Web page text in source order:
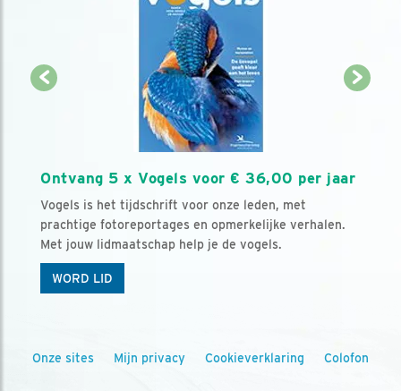
Ontvang 5 x Vogels voor € 36,00 per jaar
Vogels is het tijdschrift voor onze leden, met
prachtige fotoreportages en opmerkelijke verhalen.
Met jouw lidmaatschap help je de vogels.
WORD LID
Onze sites Mijn privacy Cookieverklaring Colofon